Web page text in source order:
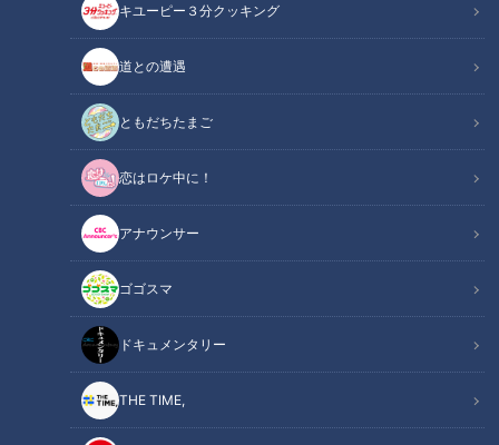
キユーピー３分クッキング
道との遭遇
ともだちたまご
恋はロケ中に！
アナウンサー
ゴゴスマ
ドキュメンタリー
THE TIME,
CBCテレビ『花咲かタイムズ』うなずキング
この記事の画像（全8枚）
記事に戻る